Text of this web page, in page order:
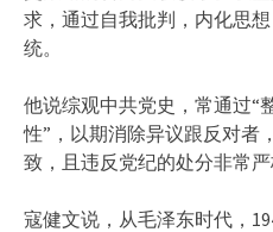
求，通过自我批判，内化思
统。
他说综观中共党史，常通过“
性”，以期消除异议跟反对者
致，且违反党纪的处分非常严
寇健文说，从毛泽东时代，